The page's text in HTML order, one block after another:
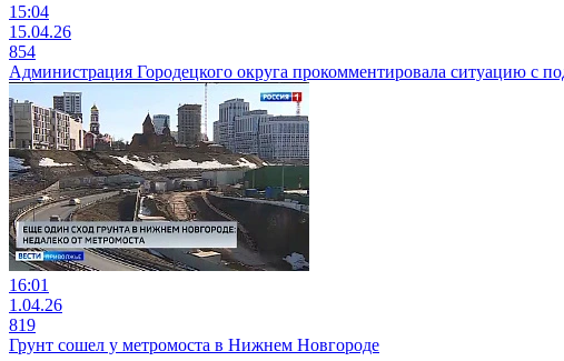
15:04
15.04.26
854
Администрация Городецкого округа прокомментировала ситуацию с
16:01
1.04.26
819
Грунт сошел у метромоста в Нижнем Новгороде